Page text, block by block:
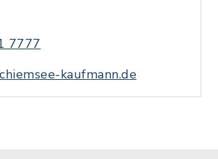
7777
kaufmann.de